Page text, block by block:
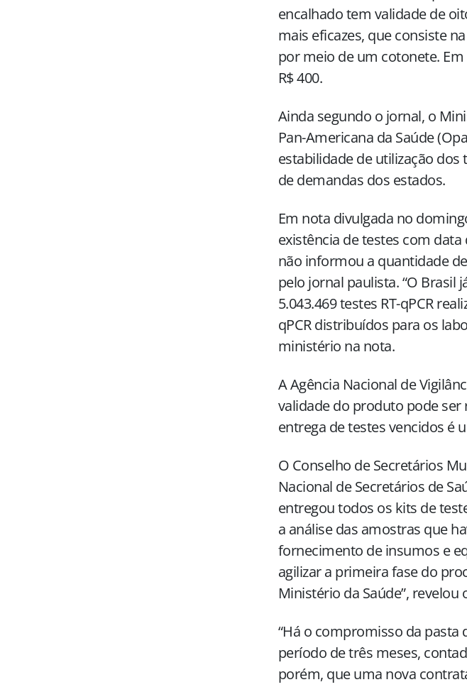
encalhado tem validade de
mais eficazes, que consiste
por meio de um cotonete.
R$ 400.
Ainda segundo o jornal, o
Pan-Americana da Saúde
estabilidade de utilização dos
de demandas dos estados.
Em nota divulgada no
existência de testes com
não informou a quantidade
pelo jornal paulista. “O Brasil
5.043.469 testes RT-qPCR
qPCR distribuídos para os
ministério na nota.
A Agência Nacional de
validade do produto pode ser
entrega de testes vencidos é
O Conselho de Secretários
Nacional de Secretários de
entregou todos os kits de
a análise das amostras que
fornecimento de insumos e
agilizar a primeira fase do
Ministério da Saúde”, revelou
“Há o compromisso da
período de três meses,
porém, que uma nova